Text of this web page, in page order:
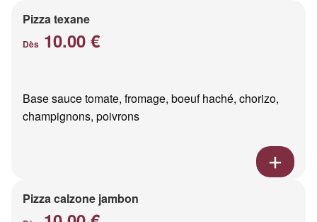
Pizza texane
Dès 10.00 €
Base sauce tomate, fromage, boeuf haché, chorizo,
champignons, poivrons
Pizza calzone jambon